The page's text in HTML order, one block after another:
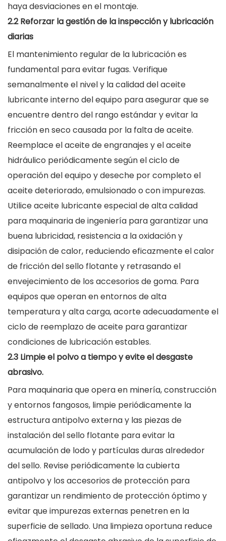
haya desviaciones en el montaje.
2.2 Reforzar la gestión de la inspección y lubricación
diarias
El mantenimiento regular de la lubricación es
fundamental para evitar fugas. Verifique
semanalmente el nivel y la calidad del aceite
lubricante interno del equipo para asegurar que se
encuentre dentro del rango estándar y evitar la
fricción en seco causada por la falta de aceite.
Reemplace el aceite de engranajes y el aceite
hidráulico periódicamente según el ciclo de
operación del equipo y deseche por completo el
aceite deteriorado, emulsionado o con impurezas.
Utilice aceite lubricante especial de alta calidad
para maquinaria de ingeniería para garantizar una
buena lubricidad, resistencia a la oxidación y
disipación de calor, reduciendo eficazmente el calor
de fricción del sello flotante y retrasando el
envejecimiento de los accesorios de goma. Para
equipos que operan en entornos de alta
temperatura y alta carga, acorte adecuadamente el
ciclo de reemplazo de aceite para garantizar
condiciones de lubricación estables.
2.3 Limpie el polvo a tiempo y evite el desgaste
abrasivo.
Para maquinaria que opera en minería, construcción
y entornos fangosos, limpie periódicamente la
estructura antipolvo externa y las piezas de
instalación del sello flotante para evitar la
acumulación de lodo y partículas duras alrededor
del sello. Revise periódicamente la cubierta
antipolvo y los accesorios de protección para
garantizar un rendimiento de protección óptimo y
evitar que impurezas externas penetren en la
superficie de sellado. Una limpieza oportuna reduce